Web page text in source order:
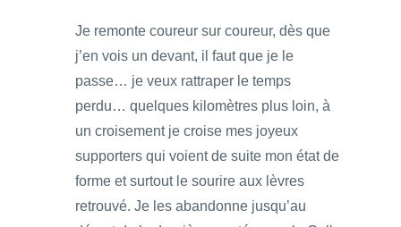
Je remonte coureur sur coureur, dès que
j’en vois un devant, il faut que je le
passe… je veux rattraper le temps
perdu… quelques kilomètres plus loin, à
un croisement je croise mes joyeux
supporters qui voient de suite mon état de
forme et surtout le sourire aux lèvres
retrouvé. Je les abandonne jusqu’au